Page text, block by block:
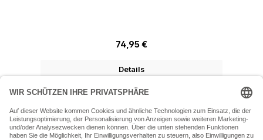
Regulärer Preis:
74,95 €
Details
07243 54050 (Mo-Fr: 9.30 - 18:30 Uhr Sa: 9:30 - 16 Uhr)